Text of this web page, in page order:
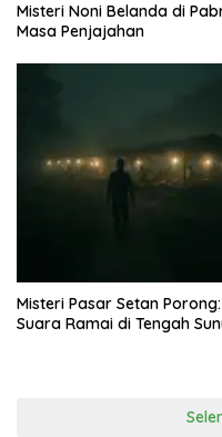
Misteri Noni Belanda di
Masa Penjajahan
Misteri Pasar Setan Porong:
Suara Ramai di Tengah